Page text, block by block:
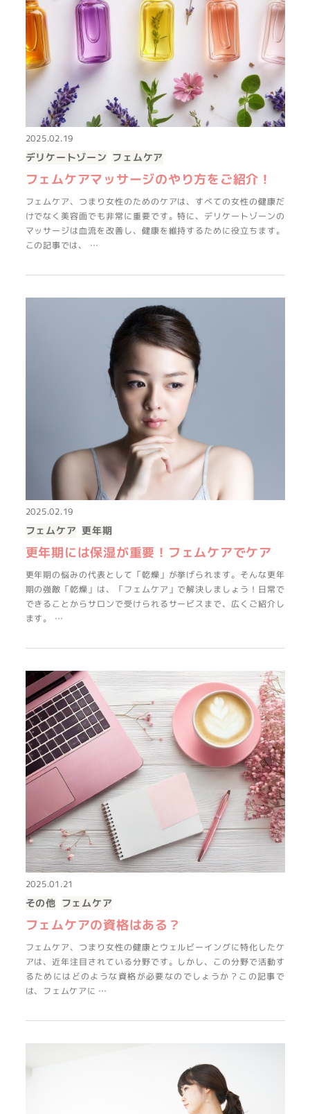
2025.02.19
デリケートゾーン フェムケア
フェムケアマッサージのやり方をご紹介！
フェムケア、つまり女性のためのケアは、すべての女性の健康だ
けでなく美容面でも非常に重要です。特に、デリケートゾーンの
マッサージは血流を改善し、健康を維持するために役立ちます。
この記事では、 …
2025.02.19
フェムケア 更年期
更年期には保湿が重要！フェムケアでケア
更年期の悩みの代表として「乾燥」が挙げられます。そんな更年
期の強敵「乾燥」は、「フェムケア」で解決しましょう！日常で
できることからサロンで受けられるサービスまで、広くご紹介し
ます。 …
2025.01.21
その他 フェムケア
フェムケアの資格はある？
フェムケア、つまり女性の健康とウェルビーイングに特化したケ
アは、近年注目されている分野です。しかし、この分野で活動す
るためにはどのような資格が必要なのでしょうか？この記事で
は、フェムケアに …